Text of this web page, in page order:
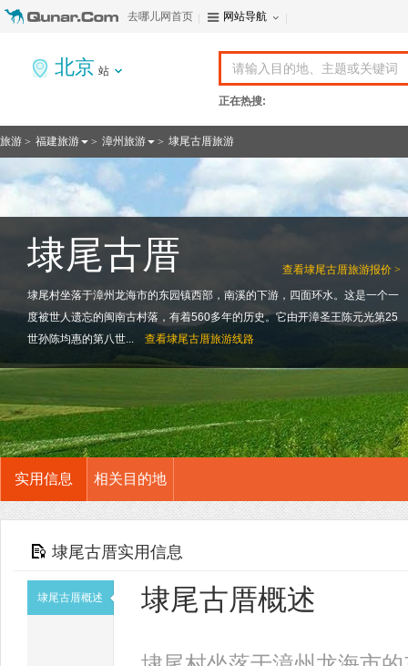
去哪儿网首页 网站导航
北京 站
正在热搜:
旅游 > 福建旅游 > 漳州旅游 > 埭尾古厝旅游
查看埭尾古厝旅游报价 >
埭尾古厝
埭尾村坐落于漳州龙海市的东园镇西部，南溪的下游，四面环水。这是一个一
度被世人遗忘的闽南古村落，有着560多年的历史。它由开漳圣王陈元光第25
世孙陈均惠的第八世...
查看埭尾古厝旅游线路
实用信息 相关目的地
埭尾古厝实用信息
埭尾古厝概述 埭尾古厝概述